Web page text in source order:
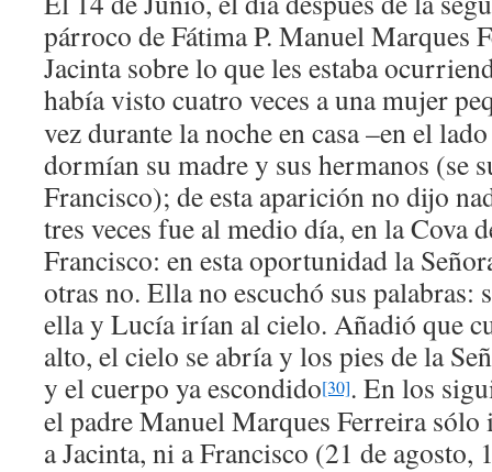
párroco de Fátima P. Manuel Marques
Jacinta sobre lo que les estaba
había visto cuatro veces a una mujer
vez durante la noche en casa –en el
dormían su madre y sus hermanos (se
Francisco); de esta aparición no dijo
tres veces fue al medio día, en la Cova
Francisco: en esta oportunidad la
otras no. Ella no escuchó sus palabras:
ella y Lucía irían al cielo. Añadió que
alto, el cielo se abría y los pies de la
y el cuerpo ya escondido[30]. En los
el padre Manuel Marques Ferreira
a Jacinta, ni a Francisco (21 de agosto,